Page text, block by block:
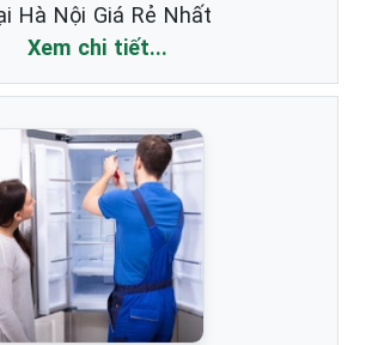
Hà Nội Giá Rẻ Nhất
Xem chi tiết...